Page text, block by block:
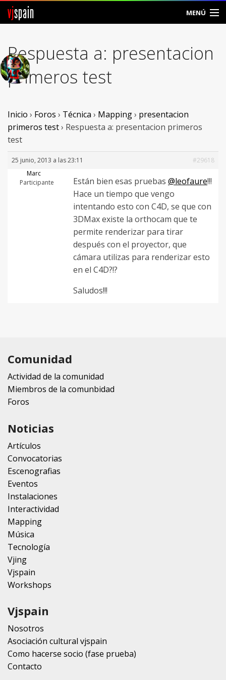
vjspain MENÚ
Foros
Noticias
Vjspain
Ayuda
Contacto
Entrar
Respuesta a: presentacion
primeros test
Inicio › Foros › Técnica › Mapping› presentacion
primeros test› Respuesta a: presentacion primeros
test
25 junio, 2013 a las 23:11
#29618
Marc
Participante
Están bien esas pruebas @leofaure!!!
Hace un tiempo que vengo
intentando esto con C4D, se que con
3DMax existe la orthocam que te
permite renderizar para tirar
después con el proyector, que
cámara utilizas para renderizar esto
en el C4D?!?
Saludos!!!
Comunidad
Actividad de la comunidad
Miembros de la comunbidad
Foros
Noticias
Artículos
Convocatorias
Escenografias
Eventos
Instalaciones
Interactividad
Mapping
Música
Tecnología
Vjing
Vjspain
Workshops
Vjspain
Nosotros
Asociación cultural vjspain
Como hacerse socio (fase prueba)
Contacto